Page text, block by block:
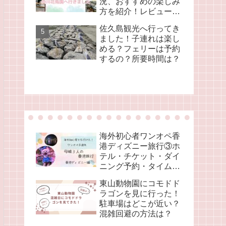
方を紹介！レビューブ
佐久島観光へ行ってき
ました！子連れは楽し
める？フェリーは予約
するの？所要時間は？
海外初心者ワンオペ香
港ディズニー旅行③ホ
テル・チケット・ダイ
ニング予約・タイムス
東山動物園にコモドド
ラゴンを見に行った！
駐車場はどこが近い？
混雑回避の方法は？